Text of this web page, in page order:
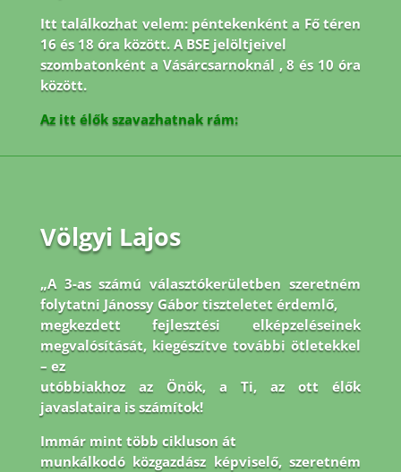
Itt találkozhat velem: péntekenként a Fő téren
16 és 18 óra között. A BSE jelöltjeivel
szombatonként a Vásárcsarnoknál , 8 és 10 óra
között.
Az itt élők szavazhatnak rám:
Völgyi Lajos
„A 3-as számú választókerületben szeretném
folytatni Jánossy Gábor tiszteletet érdemlő,
megkezdett fejlesztési elképzeléseinek
megvalósítását, kiegészítve további ötletekkel
– ez
utóbbiakhoz az Önök, a Ti, az ott élők
javaslataira is számítok!
Immár mint több cikluson át
munkálkodó közgazdász képviselő, szeretném